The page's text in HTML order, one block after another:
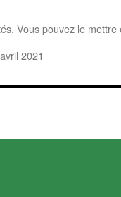
. Vous pouvez le
2021